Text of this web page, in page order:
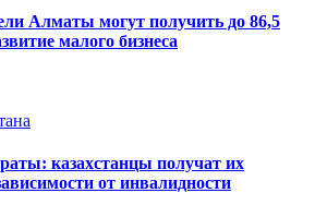
Алматы могут получить до 86,5
малого бизнеса
казахстанцы получат их
от инвалидности